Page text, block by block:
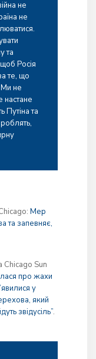
не
не
та
Росія
те, що
не
настане
Путіна та
Мер
та запевняє,
Chicago Sun
про жахи
у
який
звідусіль”.